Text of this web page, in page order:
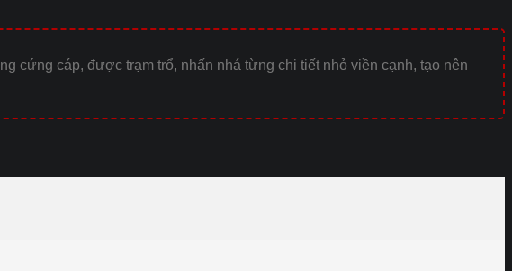
cứng cáp, được trạm trổ, nhấn nhá từng chi tiết nhỏ viền cạnh, tạo nên